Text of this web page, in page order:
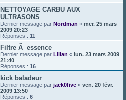
NETTOYAGE CARBU AUX
ULTRASONS
Dernier message par Nordman « mer. 25 mars
2009 20:23
Réponses : 11
Filtre Ã essence
Dernier message par Lilian « lun. 23 mars 2009
21:40
Réponses : 16
kick baladeur
Dernier message par jack0five « ven. 20 févr.
2009 13:50
Réponses : 6